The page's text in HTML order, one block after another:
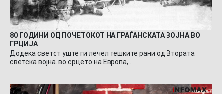
80 ГОДИНИ ОД ПОЧЕТОКОТ НА ГРАЃАНСКАТА ВОЈНА ВО
ГРЦИЈА
Додека светот уште ги лечел тешките рани од Втората
светска војна, во срцето на Европа,…